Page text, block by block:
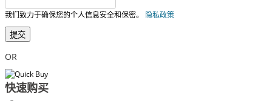
我们致力于确保您的个人信息安全和保密。 隐私政策
提交
OR
快速购买